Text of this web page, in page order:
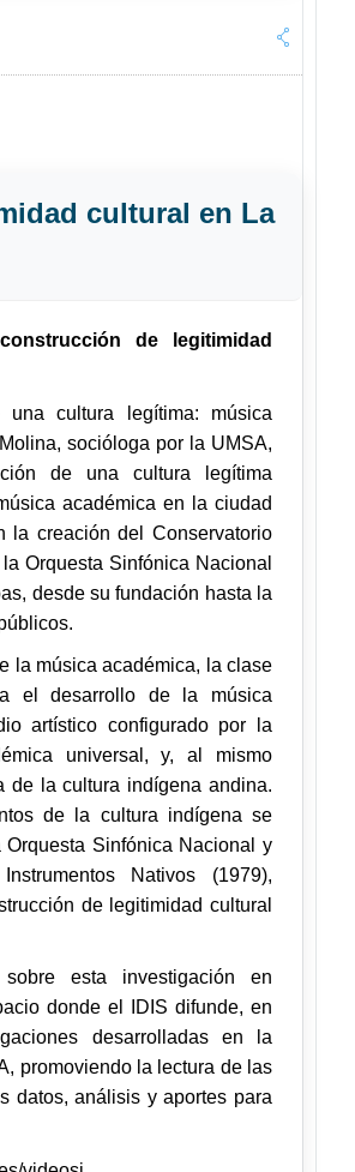
cultural en La
de legitimidad
cultura legítima: música
socióloga por la UMSA,
de una cultura legítima
académica en la ciudad
la creación del Conservatorio
Orquesta Sinfónica Nacional
desde su fundación hasta la
la música académica, la clase
el desarrollo de la música
artístico configurado por la
universal, y, al mismo
de la cultura indígena andina.
de la cultura indígena se
Sinfónica Nacional y
Nativos (1979),
de legitimidad cultural
esta investigación en
donde el IDIS difunde, en
desarrolladas en la
promoviendo la lectura de las
datos, análisis y aportes para